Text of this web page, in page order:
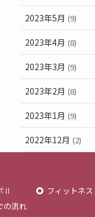
2023年5月 (9)
2023年4月 (8)
2023年3月 (9)
2023年2月 (8)
2023年1月 (9)
2022年12月 (2)
Ⅱ
の流れ
フィットネス